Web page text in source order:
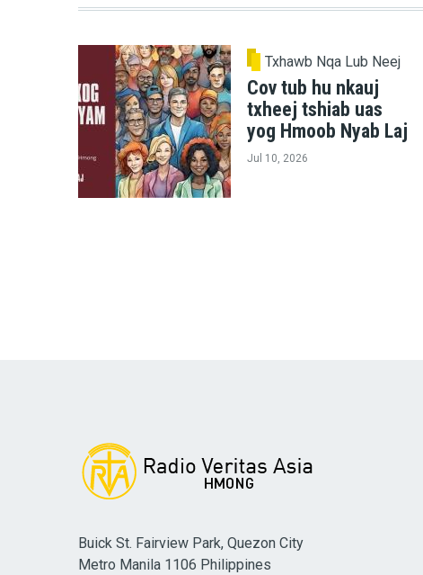
Txhawb Nqa Lub Neej
Cov tub hu nkauj
txheej tshiab uas
yog Hmoob Nyab Laj
Jul 10, 2026
Buick St. Fairview Park, Quezon City
Metro Manila 1106 Philippines